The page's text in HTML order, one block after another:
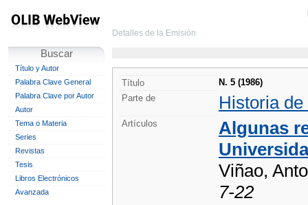
Buscar
Título y Autor
Palabra Clave General
Palabra Clave por Autor
Autor
Tema o Materia
Series
Revistas
Tesis
Libros Electrónicos
Avanzada
Detalles de la Emisión
Título
N. 5 (1986)
Parte de
Historia
Artículos
Algunas
Viñao,
7-22